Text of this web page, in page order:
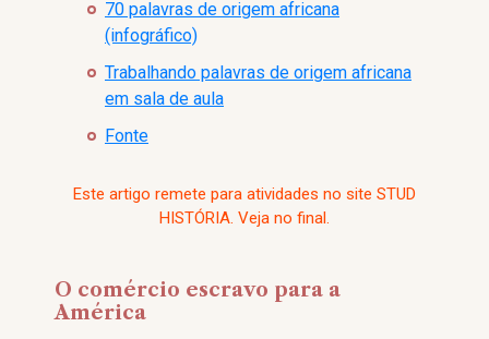
70 palavras de origem africana
(infográfico)
Trabalhando palavras de origem africana
em sala de aula
Fonte
Este artigo remete para atividades no site STUD
HISTÓRIA. Veja no final.
O comércio escravo para a
América